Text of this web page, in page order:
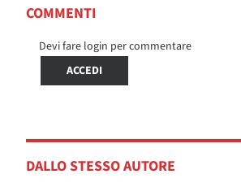
COMMENTI
Devi fare login per commentare
ACCEDI
DALLO STESSO AUTORE